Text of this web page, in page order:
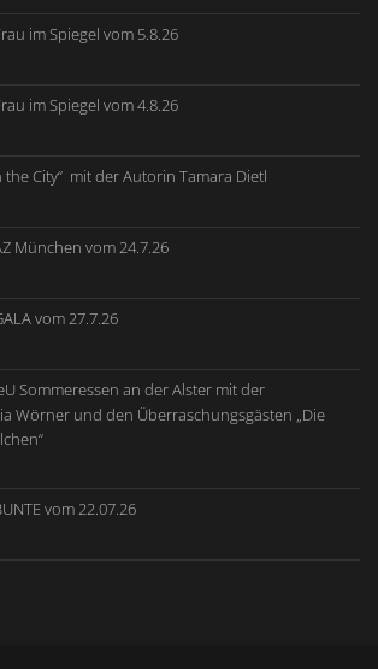
im Spiegel vom 5.8.26
im Spiegel vom 4.8.26
the City“ mit der Autorin Tamara Dietl
München vom 24.7.26
vom 27.7.26
Sommeressen an der Alster mit der
Wörner und den Überraschungsgästen „Die
vom 22.07.26